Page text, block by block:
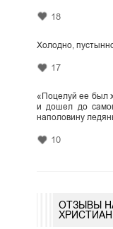
18
Холодно,
17
«Поцелуй ее был
и дошел до
наполовину
10
ОТЗЫВЫ